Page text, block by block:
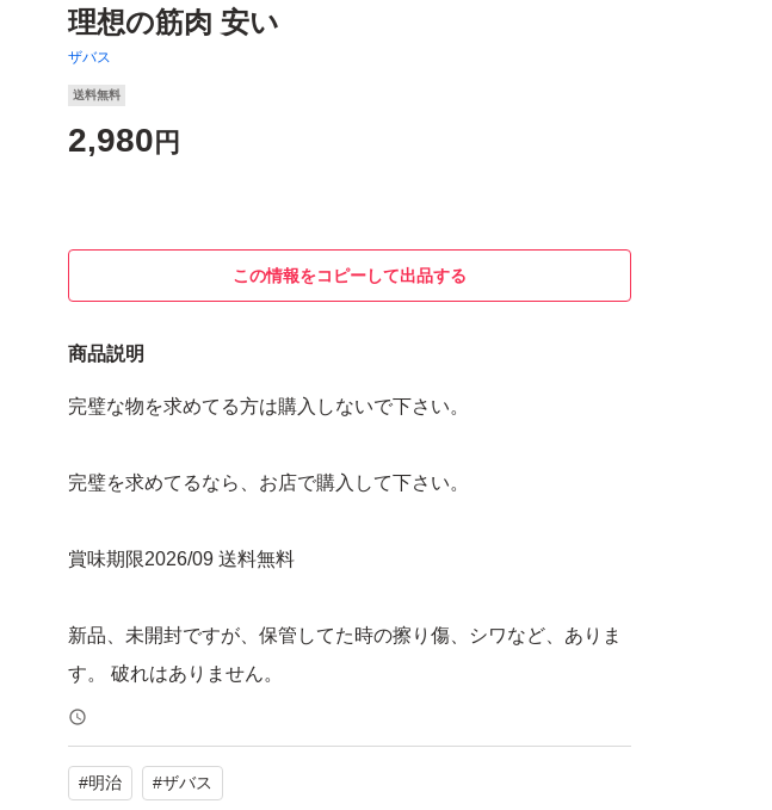
理想の筋肉 安い
ザバス
送料無料
2,980 円
この情報をコピーして出品する
商品説明
完璧な物を求めてる方は購入しないで下さい。
完璧を求めてるなら、お店で購入して下さい。
賞味期限2026/09 送料無料
新品、未開封ですが、保管してた時の擦り傷、シワなど、ありま
す。 破れはありません。
あくまで素人出品なので、梱包が雑な場合もあるかもしれませ
ん。簡易的な梱包での発送の場合もありますので、
#明治 #ザバス